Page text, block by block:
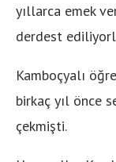
yıllarca emek
derdest
Kamboçyalı
birkaç yıl önce
çekmişti.